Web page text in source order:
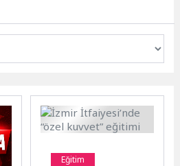
Eğitim